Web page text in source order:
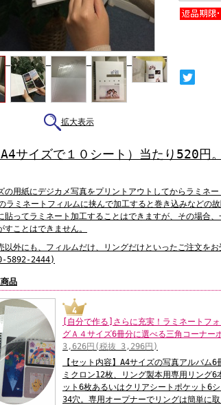
拡大表示
サイズで１０シート）当たり520円。
の用紙にデジカメ写真をプリントアウトしてからラミネ
ラミネートフィルムに挟んで加工すると巻き込みなどの
貼ってラミネート加工することはできますが、その場合
すことはできません。
以外にも、フィルムだけ、リングだけといったご注文を
5892-2444)
品
[自分で作る]さらに充実！ラミネートフ
グＡ４サイズ6冊分に選べる三角コーナー
3,626円(税抜 3,296円)
【セット内容】A4サイズの写真アルバム
ミクロン12枚、リング製本用専用リング
ット6枚あるいはクリアシートポケット6
34穴。専用オープナーでリングは簡単に取